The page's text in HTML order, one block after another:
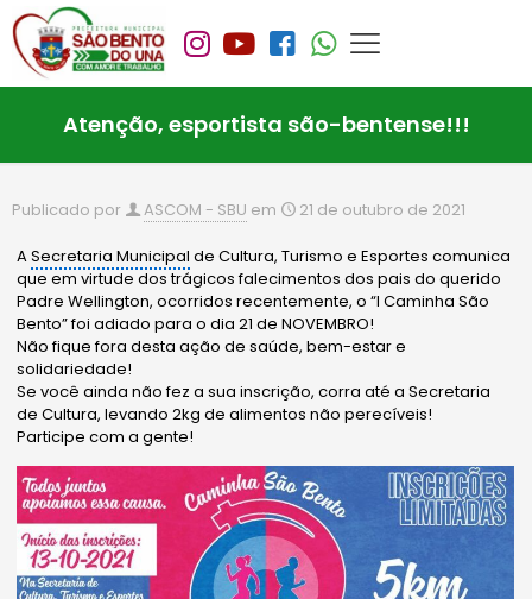
Atenção, esportista são-bentense!!!
Publicado por ASCOM - SBU em 21 de outubro de 2021
ASecretaria Municipal de Cultura, Turismo e Esportes comunica
que em virtude dos trágicos falecimentos dos pais do querido
Padre Wellington, ocorridos recentemente, o “I Caminha São
Bento” foi adiado para o dia 21 de NOVEMBRO!
Não fique fora desta ação de saúde, bem-estar e
solidariedade!
Se você ainda não fez a sua inscrição, corra até a Secretaria
de Cultura, levando 2kg de alimentos não perecíveis!
Participe com a gente!